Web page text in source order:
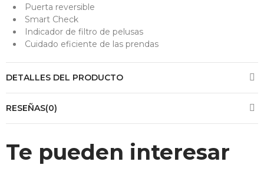
Puerta reversible
Smart Check
Indicador de filtro de pelusas
Cuidado eficiente de las prendas
DETALLES DEL PRODUCTO
RESEÑAS(0)
Te pueden interesar